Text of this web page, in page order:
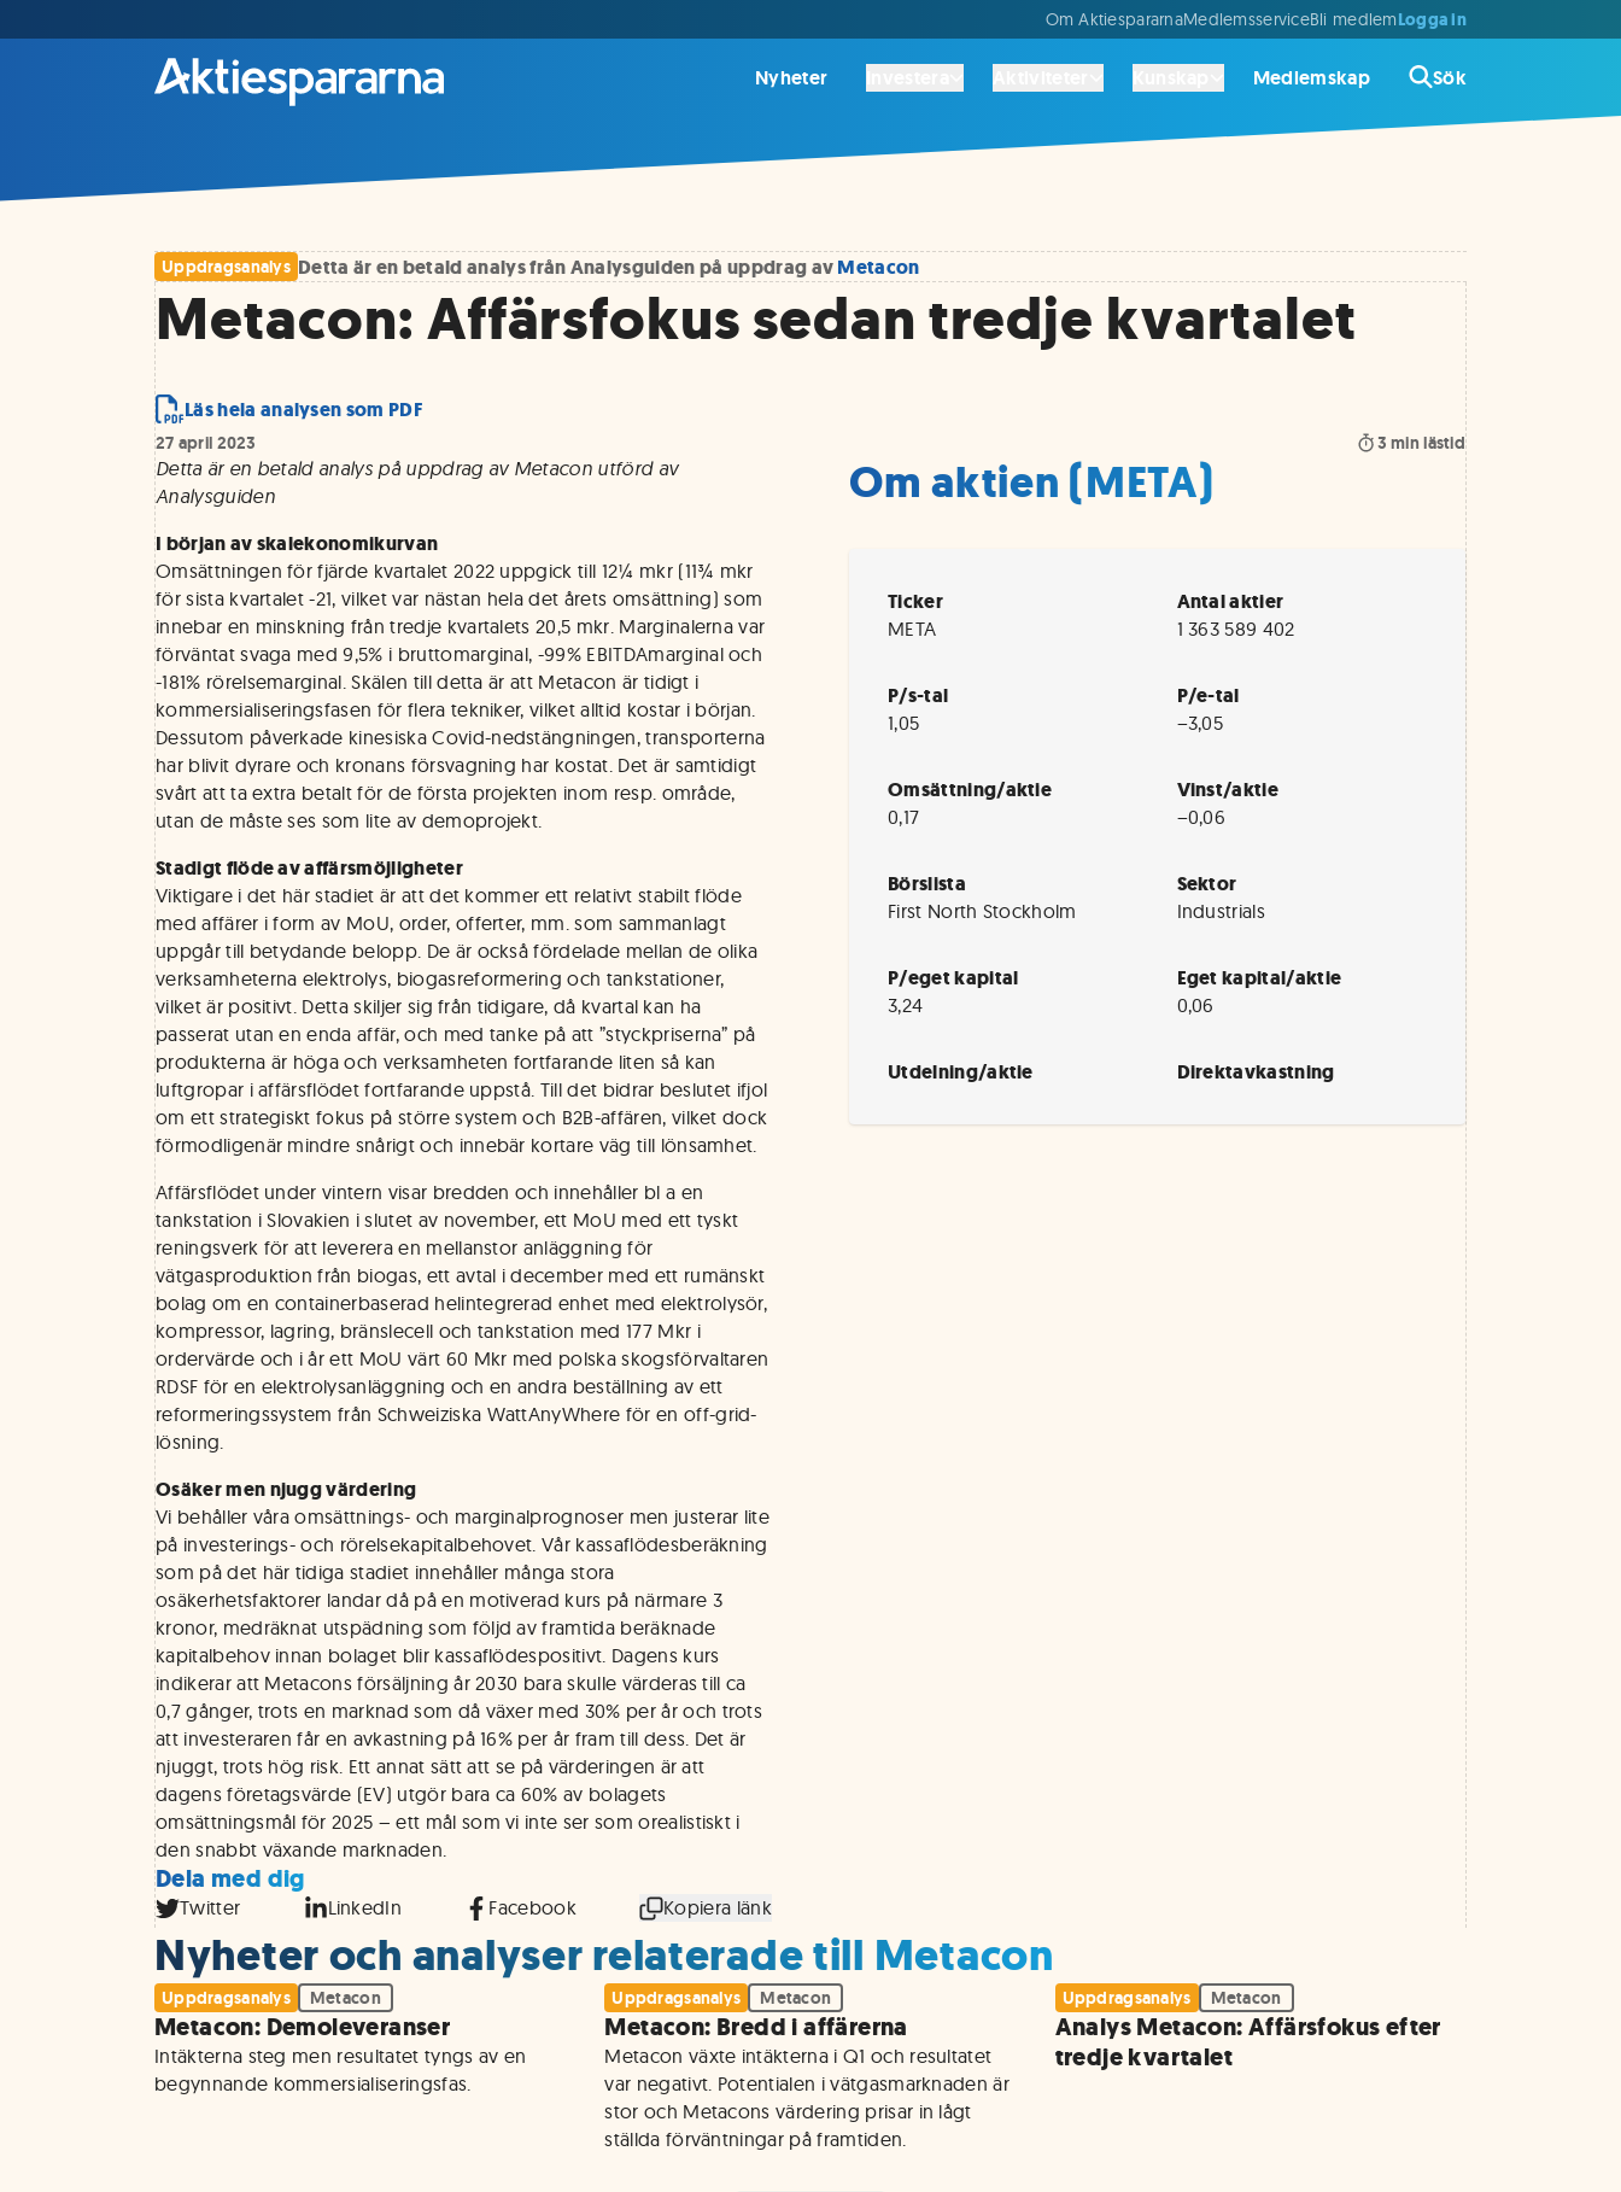
Om AktiespararnaMedlemsserviceBli medlemLogga in
Nyheter Medlemskap Sök
Uppdragsanalys Detta är en betald analys från Analysguiden på uppdrag avMetacon
Metacon: Affärsfokus sedan tredje kvartalet
Läs hela analysen som PDF
27 april 2023 3 min lästid
Detta är en betald analys på uppdrag av Metacon utförd av
Analysguiden
I början av skalekonomikurvan
Omsättningen för fjärde kvartalet 2022 uppgick till 12¼ mkr (11¾ mkr
för sista kvartalet -21, vilket var nästan hela det årets omsättning) som
innebar en minskning från tredje kvartalets 20,5 mkr. Marginalerna var
förväntat svaga med 9,5% i bruttomarginal, -99% EBITDAmarginal och
-181% rörelsemarginal. Skälen till detta är att Metacon är tidigt i
kommersialiseringsfasen för flera tekniker, vilket alltid kostar i början.
Dessutom påverkade kinesiska Covid-nedstängningen, transporterna
har blivit dyrare och kronans försvagning har kostat. Det är samtidigt
svårt att ta extra betalt för de första projekten inom resp. område,
utan de måste ses som lite av demoprojekt.
Stadigt flöde av affärsmöjligheter
Viktigare i det här stadiet är att det kommer ett relativt stabilt flöde
med affärer i form av MoU, order, offerter, mm. som sammanlagt
uppgår till betydande belopp. De är också fördelade mellan de olika
verksamheterna elektrolys, biogasreformering och tankstationer,
vilket är positivt. Detta skiljer sig från tidigare, då kvartal kan ha
passerat utan en enda affär, och med tanke på att ”styckpriserna” på
produkterna är höga och verksamheten fortfarande liten så kan
luftgropar i affärsflödet fortfarande uppstå. Till det bidrar beslutet ifjol
om ett strategiskt fokus på större system och B2B-affären, vilket dock
förmodligenär mindre snårigt och innebär kortare väg till lönsamhet.
Affärsflödet under vintern visar bredden och innehåller bl a en
tankstation i Slovakien i slutet av november, ett MoU med ett tyskt
reningsverk för att leverera en mellanstor anläggning för
vätgasproduktion från biogas, ett avtal i december med ett rumänskt
bolag om en containerbaserad helintegrerad enhet med elektrolysör,
kompressor, lagring, bränslecell och tankstation med 177 Mkr i
ordervärde och i år ett MoU värt 60 Mkr med polska skogsförvaltaren
RDSF för en elektrolysanläggning och en andra beställning av ett
reformeringssystem från Schweiziska WattAnyWhere för en off-grid-
lösning.
Osäker men njugg värdering
Vi behåller våra omsättnings- och marginalprognoser men justerar lite
på investerings- och rörelsekapitalbehovet. Vår kassaflödesberäkning
som på det här tidiga stadiet innehåller många stora
osäkerhetsfaktorer landar då på en motiverad kurs på närmare 3
kronor, medräknat utspädning som följd av framtida beräknade
kapitalbehov innan bolaget blir kassaflödespositivt. Dagens kurs
indikerar att Metacons försäljning år 2030 bara skulle värderas till ca
0,7 gånger, trots en marknad som då växer med 30% per år och trots
att investeraren får en avkastning på 16% per år fram till dess. Det är
njuggt, trots hög risk. Ett annat sätt att se på värderingen är att
dagens företagsvärde (EV) utgör bara ca 60% av bolagets
omsättningsmål för 2025 – ett mål som vi inte ser som orealistiskt i
den snabbt växande marknaden.
Dela med dig
Twitter LinkedIn Facebook Kopiera länk
Om aktien (META)
Ticker
META
Antal aktier
1 363 589 402
P/s-tal
1,05
P/e-tal
−3,05
Omsättning/aktie
0,17
Vinst/aktie
−0,06
Börslista
First North Stockholm
Sektor
Industrials
P/eget kapital
3,24
Eget kapital/aktie
0,06
Utdelning/aktie Direktavkastning
Nyheter och analyser relaterade till Metacon
Uppdragsanalys Metacon
Metacon: Demoleveranser
Intäkterna steg men resultatet tyngs av en
begynnande kommersialiseringsfas.
Uppdragsanalys Metacon
Metacon: Bredd i affärerna
Metacon växte intäkterna i Q1 och resultatet
var negativt. Potentialen i vätgasmarknaden är
stor och Metacons värdering prisar in lågt
ställda förväntningar på framtiden.
Uppdragsanalys Metacon
Analys Metacon: Affärsfokus efter
tredje kvartalet